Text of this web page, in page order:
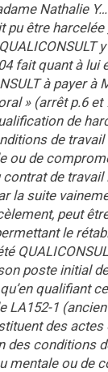
Nathalie
pu être
fait quant à lui
à payer
» (arrêt p.6 et
de
de
ou de
de
la suite
peut
le
poste initial
qualifiant
LA152-1
des
des conditions
mentale ou de